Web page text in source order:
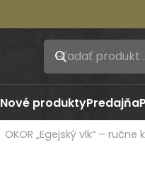
Nové produktyPredajňa
OKOR „Egejský vlk“ –